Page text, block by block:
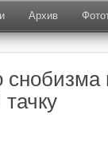
Архив